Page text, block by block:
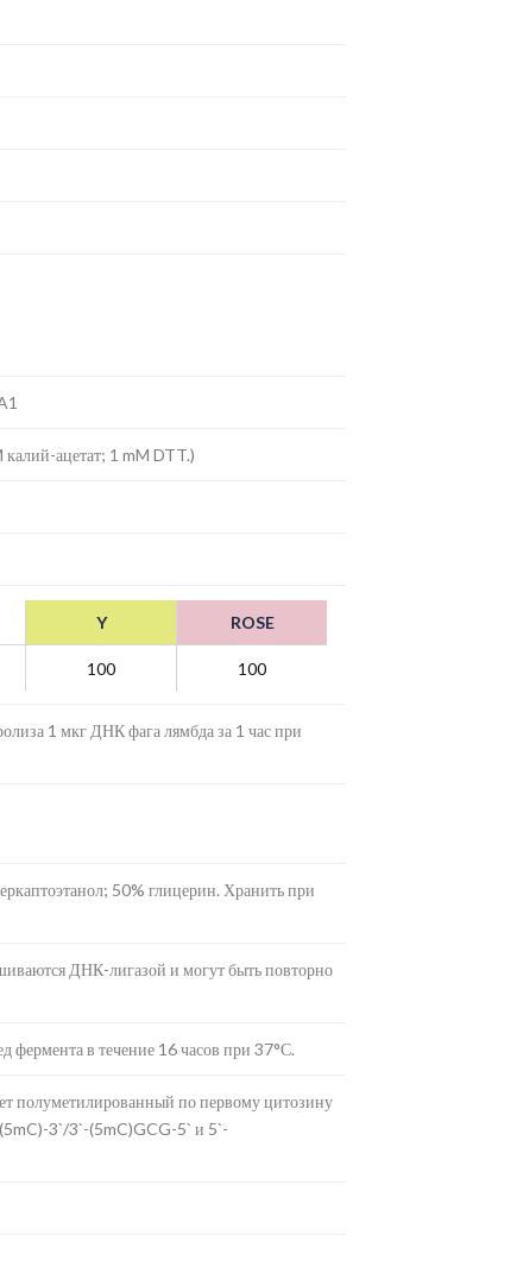
ацетат; 1 mM DTT.)
Y ROSE
100 100
1 мкг ДНК фага лямбда за 1 час при
50% глицерин. Хранить при
ДНК-лигазой и могут быть повторно
фермента в течение 16 часов при 37°С.
полуметилированный по первому цитозину
3`/3`-(5mC)GCG-5` и 5`-